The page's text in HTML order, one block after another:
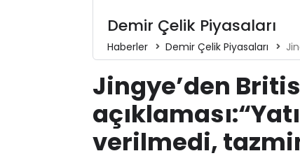
Demir Çelik Piyasaları
Haberler Demir Çelik Piyasaları
Jingye’den
verilmedi,